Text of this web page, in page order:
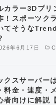
年6月17日
カラー3Dプリ
！スポーツク
てそうな
クスサーバー
料金・速度・
者向けに解説